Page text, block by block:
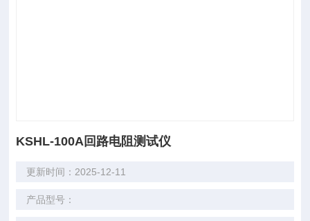
KSHL-100A回路电阻测试仪
更新时间：2025-12-11
产品型号：